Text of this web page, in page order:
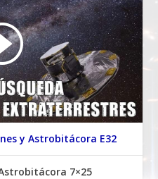
y Astrobitácora E32
7×25